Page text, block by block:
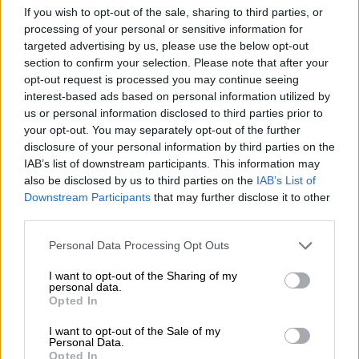
If you wish to opt-out of the sale, sharing to third parties, or
processing of your personal or sensitive information for
targeted advertising by us, please use the below opt-out
section to confirm your selection. Please note that after your
opt-out request is processed you may continue seeing
interest-based ads based on personal information utilized by
us or personal information disclosed to third parties prior to
your opt-out. You may separately opt-out of the further
disclosure of your personal information by third parties on the
IAB’s list of downstream participants. This information may
also be disclosed by us to third parties on the IAB’s List of
Downstream Participants that may further disclose it to other
Please note that this website/app uses one or more Google
not limited to your visit or usage behaviour. You may click to
grant or deny consent to Google and its third-party tags to
use your data for below specified purposes in below Google
consent section.
Personal Data Processing Opt Outs
I want to opt-out of the Sharing of my
personal data.
Opted In
I want to opt-out of the Sale of my
Personal Data.
Opted In
τους πολλούς και τους λίγους αντίστοιχα
και διαμορφώνουν μια νέα πραγματικότητα,
αυτή των κοινωνικών ανισοτήτων που
διαρκώς βαθαίνουν και οξύνονται. Στον
χώρο της Παιδείαςκυρίαρχη διάσταση της
κυβερνητικής πολιτικής είναι η επίδειξη
ενός αυστηρού διοικητισμούο οποίος
συμπληρώνεται από τη διάθεση
ποινικοποίησης της συνδικαλιστικής
δράσης.
Όπως αναφέρουν οι εκπαιδευτικοί
της ανάδειξης της αξιολόγησης ως η
απάντηση σε όλες τις κακοδαιμονίες της
εκπαίδευσης και η άρνηση υιοθέτησης
πολιτικών που θα αλλάξουν πραγματικά τις